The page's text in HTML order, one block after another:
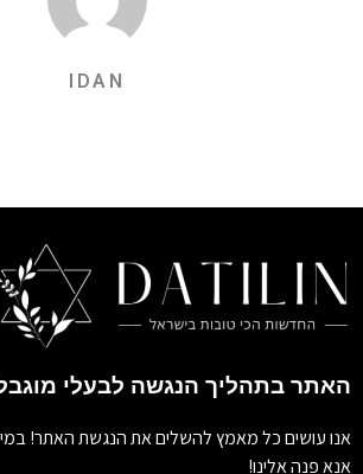
IDAN
האתר בתהליך הנגשה לבעלי
אנו עושים כל מאמץ להשלים את הנגשת האתר!
אנא פנה אלינו!